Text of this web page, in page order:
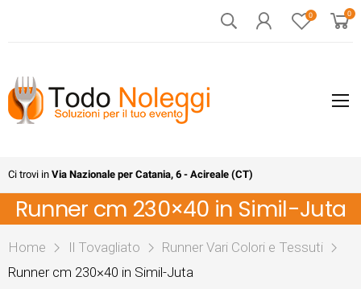
0 0
Ci trovi in Via Nazionale per Catania, 6 - Acireale (CT)
Runner cm 230×40 in Simil-Juta
Home Il Tovagliato
Runner Vari Colori e Tessuti
Runner cm 230×40 in Simil-Juta